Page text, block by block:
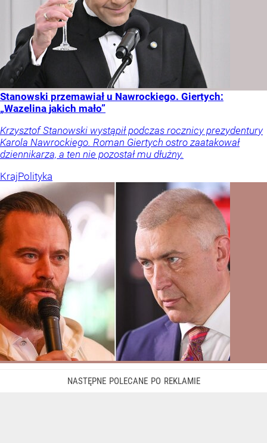
Stanowski przemawiał u Nawrockiego. Giertych:
„Wazelina jakich mało”
Krzysztof Stanowski wystąpił podczas rocznicy prezydentury
Karola Nawrockiego. Roman Giertych ostro zaatakował
dziennikarza, a ten nie pozostał mu dłużny.
KrajPolityka